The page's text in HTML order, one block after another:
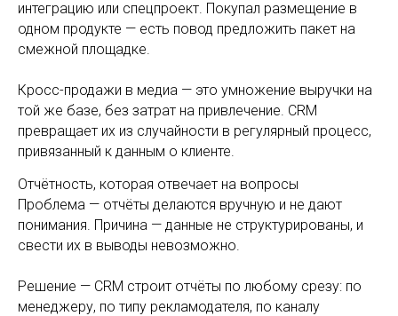
интеграцию или спецпроект. Покупал размещение в
одном продукте — есть повод предложить пакет на
смежной площадке.
Кросс-продажи в медиа — это умножение выручки на
той же базе, без затрат на привлечение. CRM
превращает их из случайности в регулярный процесс,
привязанный к данным о клиенте.
Отчётность, которая отвечает на вопросы
Проблема — отчёты делаются вручную и не дают
понимания. Причина — данные не структурированы, и
свести их в выводы невозможно.
Решение — CRM строит отчёты по любому срезу: по
менеджеру, по типу рекламодателя, по каналу